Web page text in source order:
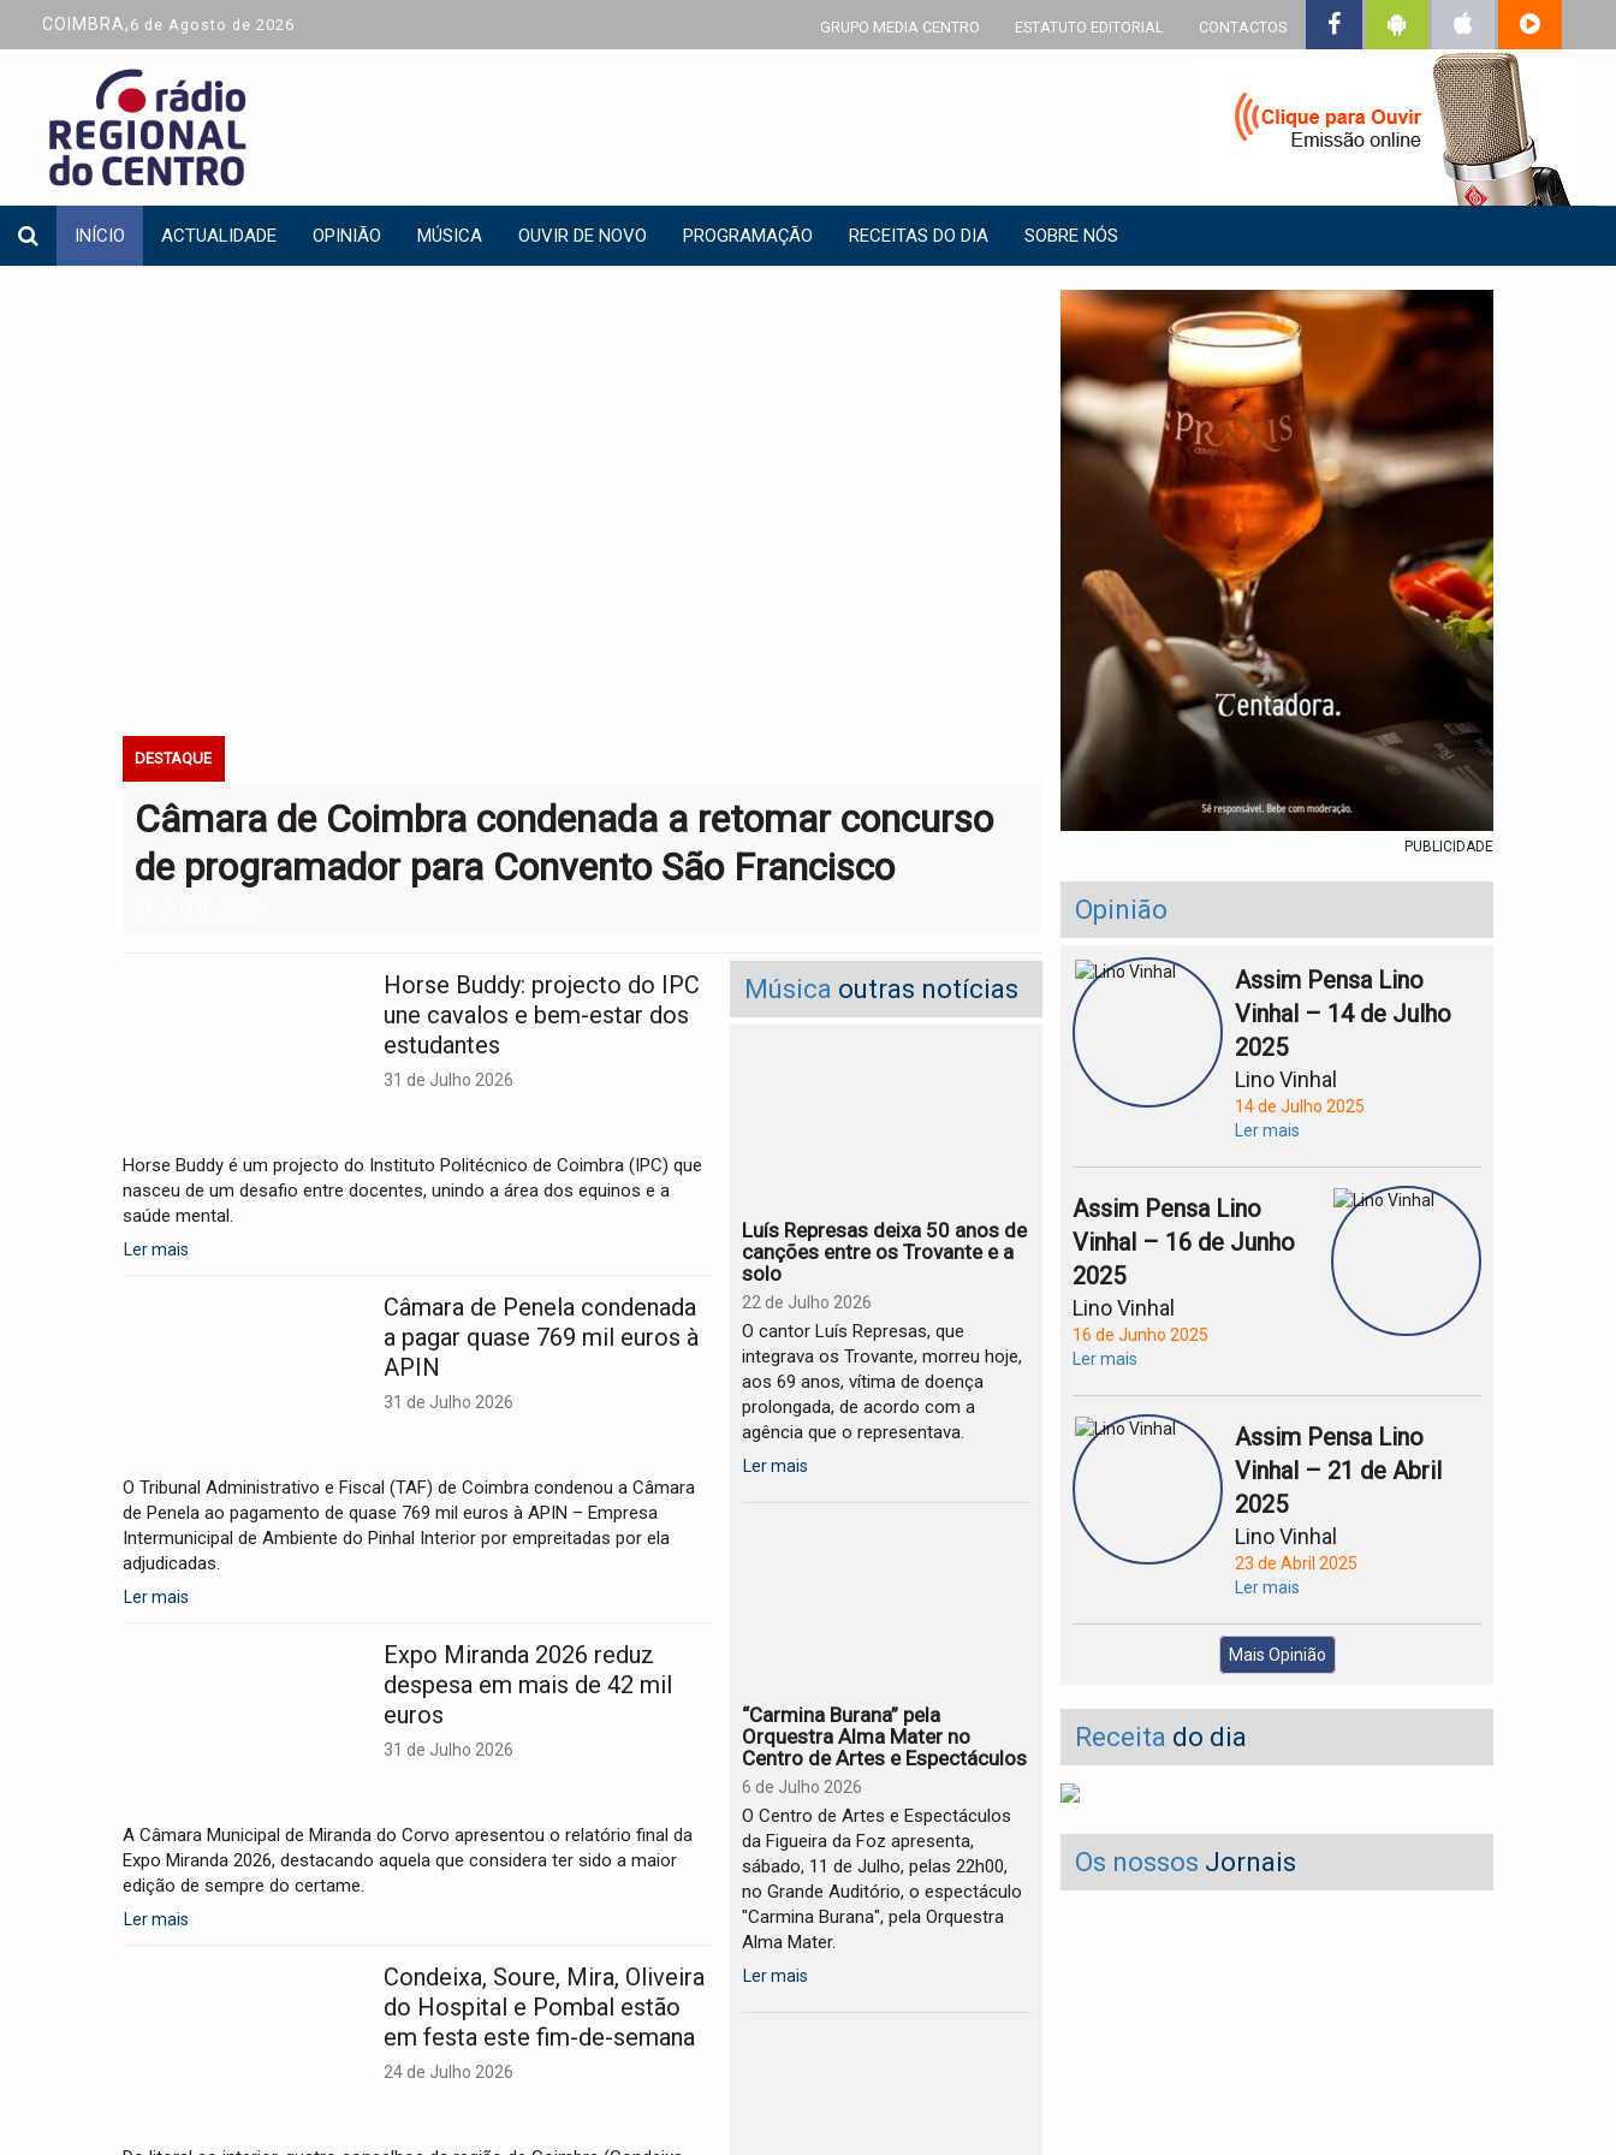
COIMBRA, 6 de Agosto de 2026 GRUPO MEDIA CENTRO ESTATUTO EDITORIAL CONTACTOS
INÍCIO ACTUALIDADE OPINIÃO MÚSICA OUVIR DE NOVO PROGRAMAÇÃO RECEITAS DO DIA SOBRE NÓS
DESTAQUE
Câmara de Coimbra condenada a retomar concurso
de programador para Convento São Francisco
Horse Buddy: projecto do IPC
une cavalos e bem-estar dos
estudantes
31 de Julho 2026
Horse Buddy é um projecto do Instituto Politécnico de Coimbra (IPC) que
nasceu de um desafio entre docentes, unindo a área dos equinos e a
saúde mental.
Ler mais
Câmara de Penela condenada
a pagar quase 769 mil euros à
APIN
31 de Julho 2026
O Tribunal Administrativo e Fiscal (TAF) de Coimbra condenou a Câmara
de Penela ao pagamento de quase 769 mil euros à APIN – Empresa
Intermunicipal de Ambiente do Pinhal Interior por empreitadas por ela
adjudicadas.
Ler mais
Expo Miranda 2026 reduz
despesa em mais de 42 mil
euros
31 de Julho 2026
A Câmara Municipal de Miranda do Corvo apresentou o relatório final da
Expo Miranda 2026, destacando aquela que considera ter sido a maior
edição de sempre do certame.
Ler mais
Condeixa, Soure, Mira, Oliveira
do Hospital e Pombal estão
em festa este fim-de-semana
24 de Julho 2026
Música outras notícias
Luís Represas deixa 50 anos de
canções entre os Trovante e a
solo
22 de Julho 2026
O cantor Luís Represas, que
integrava os Trovante, morreu hoje,
aos 69 anos, vítima de doença
prolongada, de acordo com a
agência que o representava.
Ler mais
“Carmina Burana” pela
Orquestra Alma Mater no
Centro de Artes e Espectáculos
6 de Julho 2026
O Centro de Artes e Espectáculos
da Figueira da Foz apresenta,
sábado, 11 de Julho, pelas 22h00,
no Grande Auditório, o espectáculo
"Carmina Burana", pela Orquestra
Alma Mater.
Ler mais
PUBLICIDADE
Opinião
Assim Pensa Lino
Vinhal – 14 de Julho
2025
Lino Vinhal
14 de Julho 2025
Ler mais
Assim Pensa Lino
Vinhal – 16 de Junho
2025
Lino Vinhal
16 de Junho 2025
Ler mais
Assim Pensa Lino
Vinhal – 21 de Abril
2025
Lino Vinhal
23 de Abril 2025
Ler mais
Mais Opinião
Receita do dia
Os nossos Jornais